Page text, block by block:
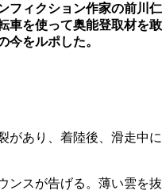
フィクション作家の前川仁
車を使って奥能登取材を敢
今をルポした。
があり、着陸後、滑走中に
ンスが告げる。薄い雲を抜